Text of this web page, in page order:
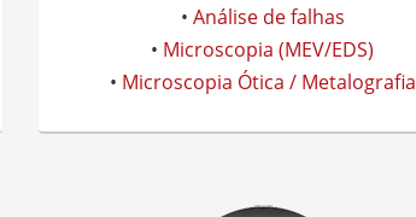
• Análise de falhas
• Microscopia (MEV/EDS)
• Microscopia Ótica / Metalografia